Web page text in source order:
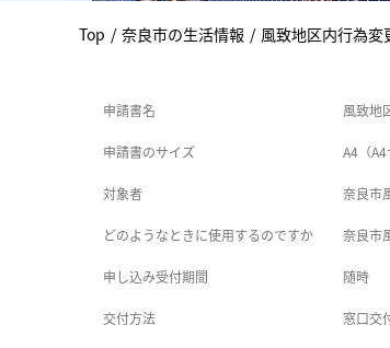
Top / 奈良市の生活情報 / 風致地区内行為変
申請書名 風致地
申請書のサイズ A4（A4
対象者 奈良市
どのようなときに使用するのですか 奈良市
申し込み受付期間 随時
交付方法 窓口交